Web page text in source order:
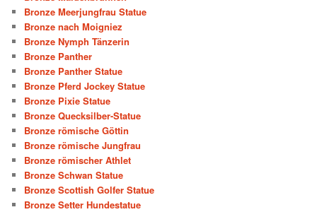
Bronze Meerjungfrau Statue
Bronze nach Moigniez
Bronze Nymph Tänzerin
Bronze Panther
Bronze Panther Statue
Bronze Pferd Jockey Statue
Bronze Pixie Statue
Bronze Quecksilber-Statue
Bronze römische Göttin
Bronze römische Jungfrau
Bronze römischer Athlet
Bronze Schwan Statue
Bronze Scottish Golfer Statue
Bronze Setter Hundestatue